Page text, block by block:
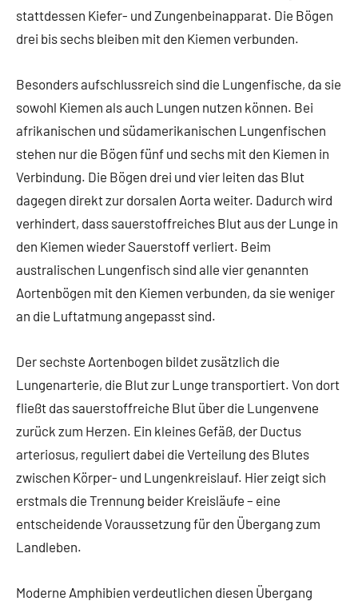
stattdessen Kiefer- und Zungenbeinapparat. Die Bögen
drei bis sechs bleiben mit den Kiemen verbunden.
Besonders aufschlussreich sind die Lungenfische, da sie
sowohl Kiemen als auch Lungen nutzen können. Bei
afrikanischen und südamerikanischen Lungenfischen
stehen nur die Bögen fünf und sechs mit den Kiemen in
Verbindung. Die Bögen drei und vier leiten das Blut
dagegen direkt zur dorsalen Aorta weiter. Dadurch wird
verhindert, dass sauerstoffreiches Blut aus der Lunge in
den Kiemen wieder Sauerstoff verliert. Beim
australischen Lungenfisch sind alle vier genannten
Aortenbögen mit den Kiemen verbunden, da sie weniger
an die Luftatmung angepasst sind.
Der sechste Aortenbogen bildet zusätzlich die
Lungenarterie, die Blut zur Lunge transportiert. Von dort
fließt das sauerstoffreiche Blut über die Lungenvene
zurück zum Herzen. Ein kleines Gefäß, der Ductus
arteriosus, reguliert dabei die Verteilung des Blutes
zwischen Körper- und Lungenkreislauf. Hier zeigt sich
erstmals die Trennung beider Kreisläufe – eine
entscheidende Voraussetzung für den Übergang zum
Landleben.
Moderne Amphibien verdeutlichen diesen Übergang